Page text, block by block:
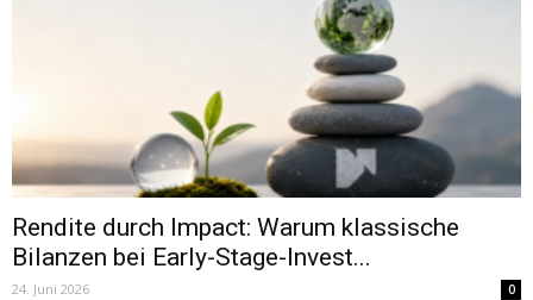
Rendite durch Impact: Warum klassische
Bilanzen bei Early-Stage-Invest...
24. Juni 2026 0